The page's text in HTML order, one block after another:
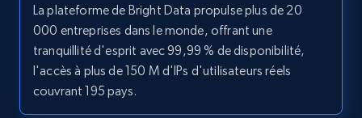
URL, ID, User id, Use url, Title, Headline, Post
text, Date posted, and more.
11.3K+ 1.5K+ Essai gratuit
La plateforme de Bright Data propulse plus de 20
000 entreprises dans le monde, offrant une
tranquillité d'esprit avec 99,99 % de disponibilité,
l'accès à plus de 150 M d'IPs d'utilisateurs réels
couvrant 195 pays.